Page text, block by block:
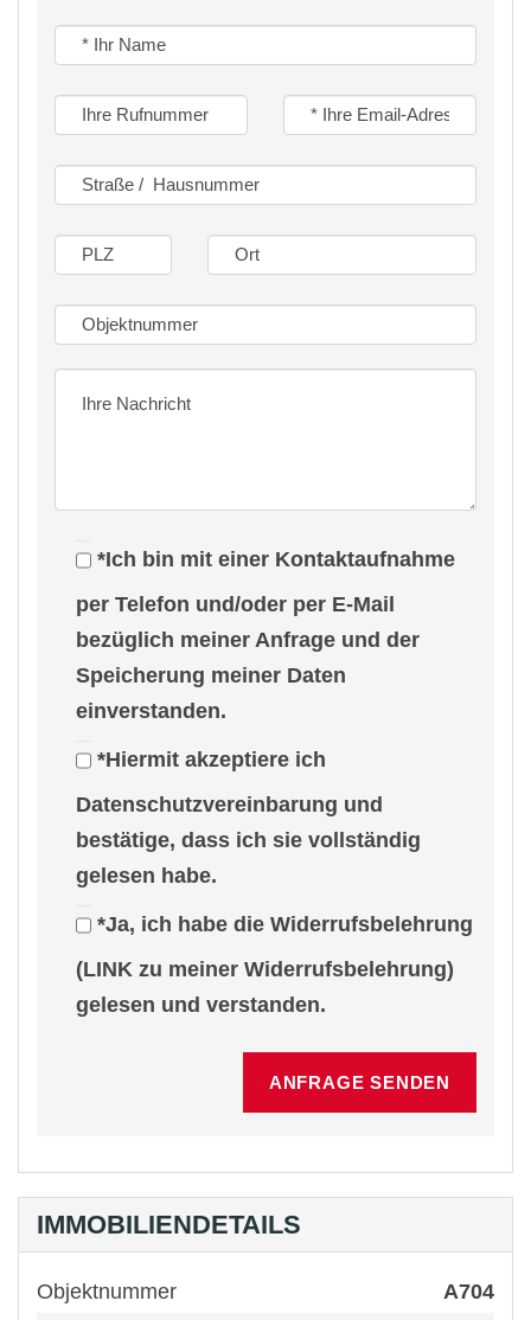
Schlafzimmer, 1 Kinderzimmer
Loggia
eigener Kellerraum
allgemeine Kellerräume:
Waschküche mit sep. Waschmaschinen.-
Trocknerplätzen
Abstellraum für Fahrräder
Wohneinheiten.
Sonstige_angaben
Die mir zur Verfügung gestellten Unterlagen und
Angaben des Eigentümers dienten zur
Erstellung dieses Exposés. Ich bitte um
keine Gewähr für deren Richtigkeit übernehmen
kann.
LIEBE MIETINTERESSENTEN: Wenn Sie uns
bitten, uns Ihren Namen sowie eine
Telefonnummer mitzuteilen. Danke!
*Ich bin mit einer Kontaktaufnahme
per Telefon und/oder per E-Mail
bezüglich meiner Anfrage und der
Speicherung meiner Daten
einverstanden.
*Hiermit akzeptiere ich
Datenschutzvereinbarung und
bestätige, dass ich sie vollständig
gelesen habe.
*Ja, ich habe die Widerrufsbelehrung
(LINK zu meiner Widerrufsbelehrung)
gelesen und verstanden.
IMMOBILIENDETAILS
Objektnummer
A704